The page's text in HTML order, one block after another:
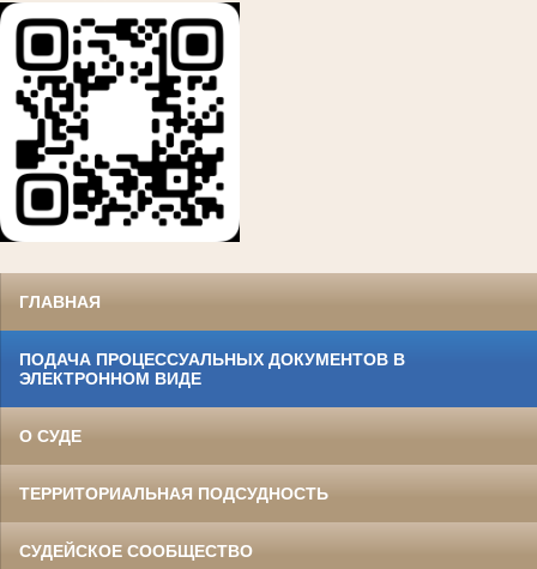
ГЛАВНАЯ
ПОДАЧА ПРОЦЕССУАЛЬНЫХ ДОКУМЕНТОВ В
ЭЛЕКТРОННОМ ВИДЕ
О СУДЕ
ТЕРРИТОРИАЛЬНАЯ ПОДСУДНОСТЬ
СУДЕЙСКОЕ СООБЩЕСТВО